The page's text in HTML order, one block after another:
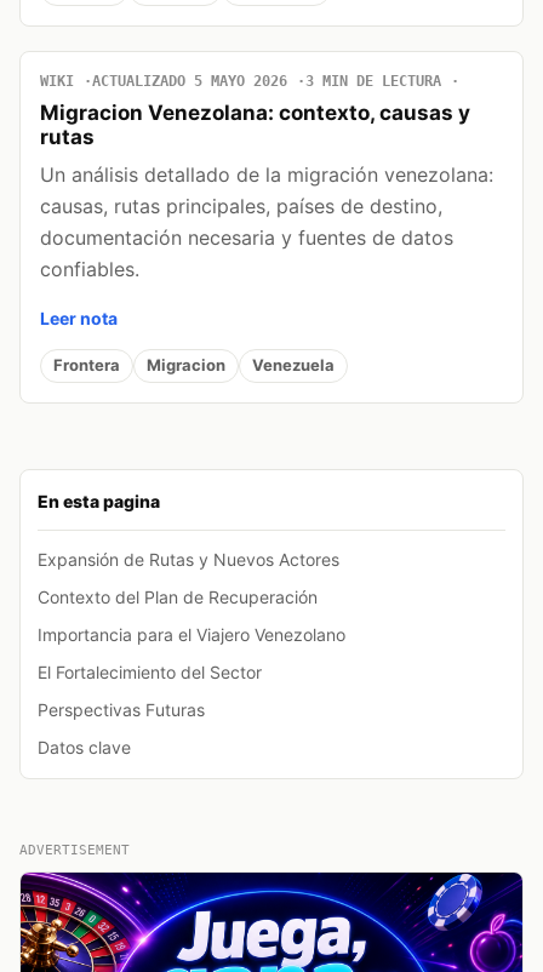
En esta pagina
Expansión de Rutas y Nuevos Actores
Contexto del Plan de Recuperación
Importancia para el Viajero Venezolano
El Fortalecimiento del Sector
Perspectivas Futuras
Datos clave
WIKI ACTUALIZADO 5 MAYO 2026 3 MIN DE LECTURA
Migracion Venezolana: contexto, causas y
rutas
Un análisis detallado de la migración venezolana:
causas, rutas principales, países de destino,
documentación necesaria y fuentes de datos
confiables.
Leer nota
Frontera Migracion Venezuela
ADVERTISEMENT